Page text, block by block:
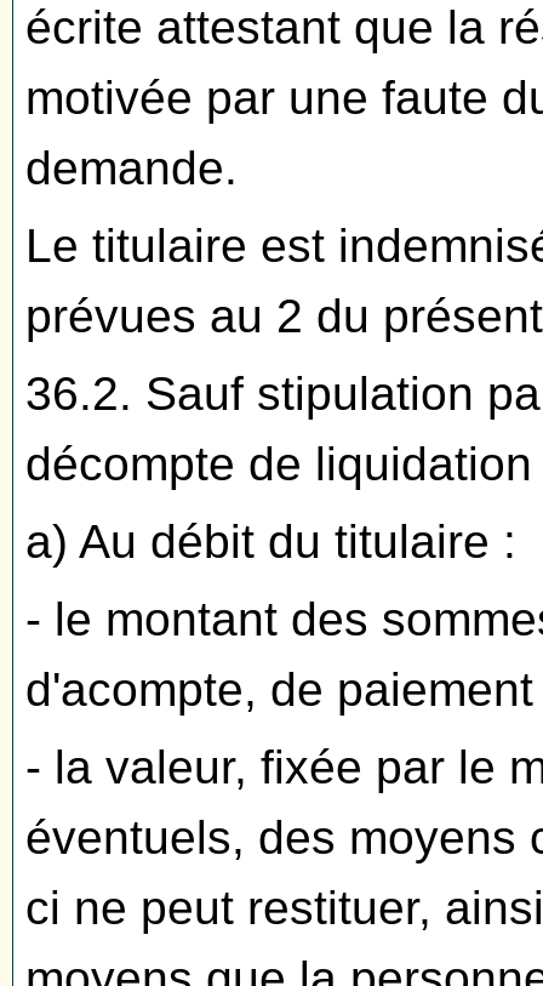
écrite attestant que la
motivée par une faute
demande.
Le titulaire est
prévues au 2 du
36.2. Sauf stipulation
décompte de
a) Au débit du titulaire :
- le montant des
d'acompte, de
- la valeur, fixée par le
éventuels, des moyens
ci ne peut restituer,